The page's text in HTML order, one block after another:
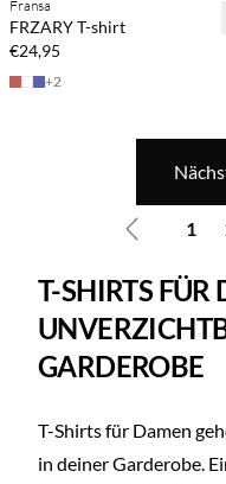
NEUHEITEN
Fransa
FRZARY T-shirt
€24,95
+2
1
T-SHIRTS FÜR
GARDEROBE
T-Shirts für Damen
in deiner Garderobe.